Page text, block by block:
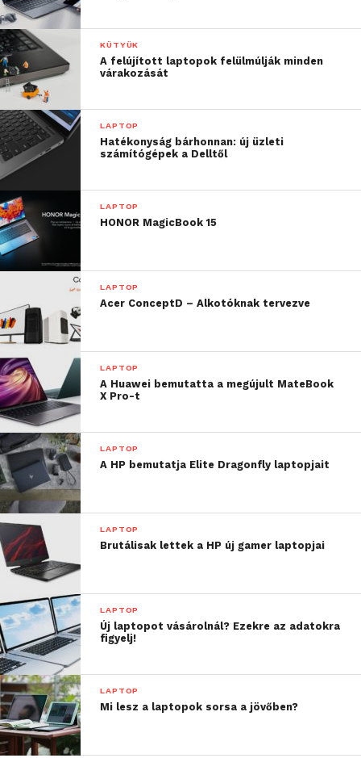
KÜTYÜK
A felújított laptopok felülmúlják minden
várakozását
LAPTOP
Hatékonyság bárhonnan: új üzleti
számítógépek a Delltől
LAPTOP
HONOR MagicBook 15
LAPTOP
Acer ConceptD – Alkotóknak tervezve
LAPTOP
A Huawei bemutatta a megújult MateBook
X Pro-t
LAPTOP
A HP bemutatja Elite Dragonfly laptopjait
LAPTOP
Brutálisak lettek a HP új gamer laptopjai
LAPTOP
Új laptopot vásárolnál? Ezekre az adatokra
figyelj!
LAPTOP
Mi lesz a laptopok sorsa a jövőben?